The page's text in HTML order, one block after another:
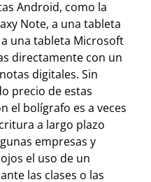
Android, como la
Note, a una tableta
una tableta Microsoft
directamente con un
digitales. Sin
precio de estas
el bolígrafo es a veces
a largo plazo
empresas y
el uso de un
las clases o las